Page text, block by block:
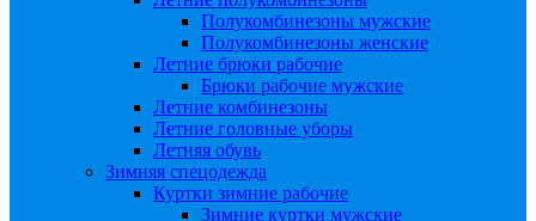
Полукомбинезоны мужские
Полукомбинезоны женские
Летние брюки рабочие
Брюки рабочие мужские
Летние комбинезоны
Летние головные уборы
Летняя обувь
Зимняя спецодежда
Куртки зимние рабочие
Зимние куртки мужские